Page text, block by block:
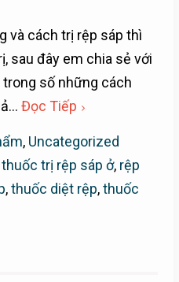
và cách trị rệp sáp thì
sau đây em chia sẻ với
trong số những cách
Đọc Tiếp
, Uncategorized
trị rệp sáp ở, rệp
,thuốc diệt rệp,thuốc